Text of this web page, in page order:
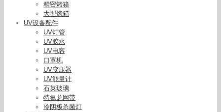
精密烤箱
大型烤箱
UV设备配件
UV灯管
UV胶水
UV电容
口罩机
UV变压器
UV能量计
石英玻璃
特氟龙网带
冷阴极杀菌灯
厂家直销印刷设备UVLED固化灯设备UVLED固化灯